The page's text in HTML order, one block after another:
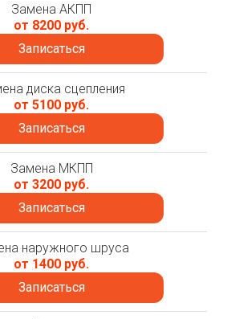
Замена АКПП
от 8200 руб.
Записаться
диска сцепления
от 5100 руб.
Записаться
Замена МКПП
от 3200 руб.
Записаться
наружного шруса
от 1400 руб.
Записаться